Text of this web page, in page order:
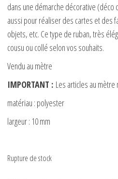
d
dans une démarche décorative (déco
aussi pour réaliser des cartes et des
objets, etc. Ce type de ruban, très
cousu ou collé selon vos souhaits.
Vendu au mètre
IMPORTANT : Les articles au
matériau : polyester
largeur : 10 mm
Rupture de stock